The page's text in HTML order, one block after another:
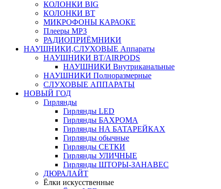
КОЛОНКИ BIG
КОЛОНКИ BT
МИКРОФОНЫ КАРАОКЕ
Плееры MP3
РАДИОПРИЁМНИКИ
НАУШНИКИ,СЛУХОВЫЕ Аппараты
НАУШНИКИ BT/AIRPODS
НАУШНИКИ Внутриканальные
НАУШНИКИ Полноразмерные
СЛУХОВЫЕ АППАРАТЫ
НОВЫЙ ГОД
Гирлянды
Гирлянды LED
Гирлянды БАХРОМА
Гирлянды НА БАТАРЕЙКАХ
Гирлянды обычные
Гирлянды СЕТКИ
Гирлянды УЛИЧНЫЕ
Гирлянды ШТОРЫ-ЗАНАВЕС
ДЮРАЛАЙТ
Ёлки искусственные